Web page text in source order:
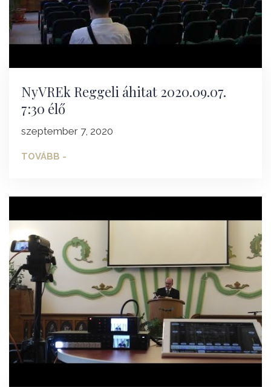
NyVREk Reggeli áhitat 2020.09.07.
7:30 élő
szeptember 7, 2020
TOVÁBB -